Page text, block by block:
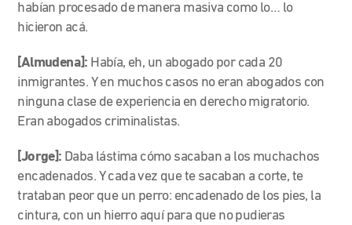
habían procesado de manera masiva como lo… lo
hicieron acá.
[Almudena]: Había, eh, un abogado por cada 20
inmigrantes. Y en muchos casos no eran abogados con
ninguna clase de experiencia en derecho migratorio.
Eran abogados criminalistas.
[Jorge]: Daba lástima cómo sacaban a los muchachos
encadenados. Y cada vez que te sacaban a corte, te
trataban peor que un perro: encadenado de los pies, la
cintura, con un hierro aquí para que no pudieras